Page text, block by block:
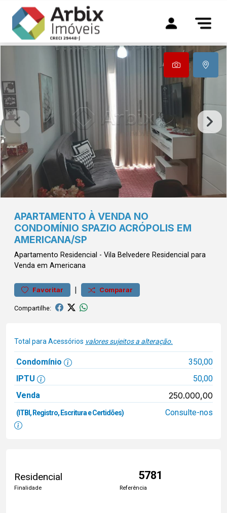
APARTAMENTO À VENDA NO
CONDOMÍNIO SPAZIO ACRÓPOLIS EM
AMERICANA/SP
Apartamento Residencial - Vila Belvedere Residencial para
Venda em Americana
Favoritar | Comparar
Compartilhe:
Total para Acessórios valores sujeitos a alteração.
Condomínio
350,00
IPTU
50,00
Venda
250.000,00
(ITBI, Registro, Escritura e Certidões) Consulte-nos
Residencial
Finalidade
5781
Referência